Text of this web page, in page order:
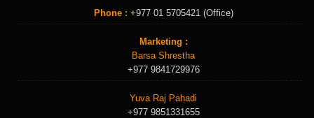
Phone : +977 01 5705421 (Office)
Marketing :
Barsa Shrestha
+977 9841729976
Yuva Raj Pahadi
+977 9851331655